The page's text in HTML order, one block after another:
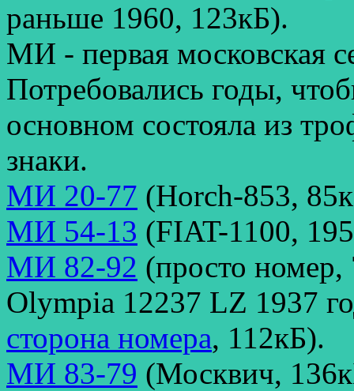
раньше 1960, 123кБ).
МИ - первая московская
Потребовались годы,
основном состояла из
знаки.
МИ 20-77 (Horch-853,
МИ 54-13 (FIAT-1100,
МИ 82-92 (просто
Olympia 12237 LZ 1937
сторона номера, 112кБ).
МИ 83-79 (Москвич,